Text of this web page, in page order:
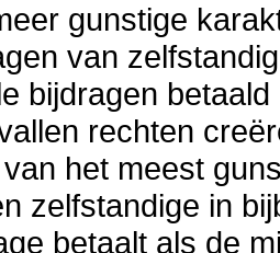
gunstige
van
bijdragen
rechten
het meest
zelfstandige in
betaalt als de